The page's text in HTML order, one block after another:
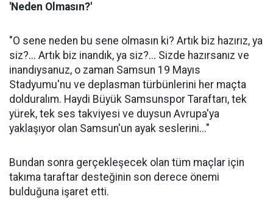
'Neden Olmasın?'
"O sene neden bu sene olmasın ki? Artık biz hazırız, ya
siz?... Artık biz inandık, ya siz?... Sizde hazırsanız ve
inandıysanuz, o zaman Samsun 19 Mayıs
Stadyumu'nu ve deplasman türbünlerini her maçta
dolduralım. Haydi Büyük Samsunspor Taraftarı, tek
yürek, tek ses takviyesi ve duysun Avrupa'ya
yaklaşıyor olan Samsun'un ayak seslerini..."
Bundan sonra gerçekleşecek olan tüm maçlar için
takıma taraftar desteğinin son derece önemi
bulduğuna işaret etti.